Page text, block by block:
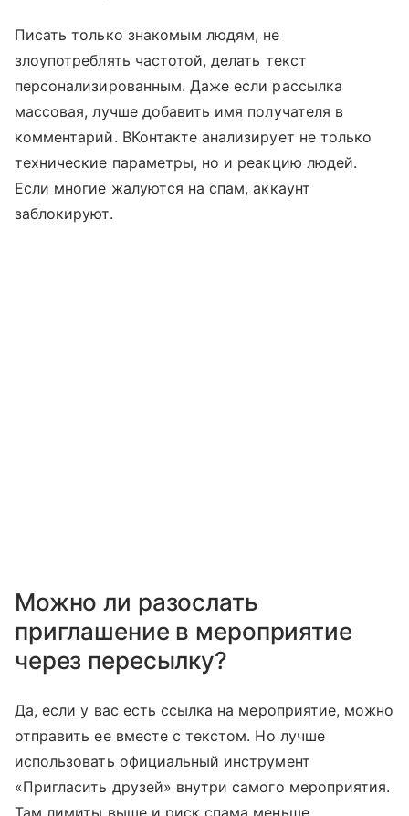
Писать только знакомым людям, не
злоупотреблять частотой, делать текст
персонализированным. Даже если рассылка
массовая, лучше добавить имя получателя в
комментарий. ВКонтакте анализирует не только
технические параметры, но и реакцию людей.
Если многие жалуются на спам, аккаунт
заблокируют.
Можно ли разослать
приглашение в мероприятие
через пересылку?
Да, если у вас есть ссылка на мероприятие, можно
отправить ее вместе с текстом. Но лучше
использовать официальный инструмент
«Пригласить друзей» внутри самого мероприятия.
Там лимиты выше и риск спама меньше.